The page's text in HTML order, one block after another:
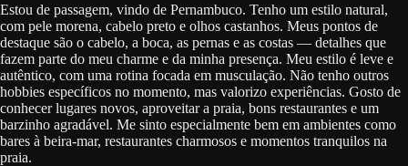
Estou de passagem, vindo de Pernambuco. Tenho um estilo natural,
com pele morena, cabelo preto e olhos castanhos. Meus pontos de
destaque são o cabelo, a boca, as pernas e as costas — detalhes que
fazem parte do meu charme e da minha presença. Meu estilo é leve e
autêntico, com uma rotina focada em musculação. Não tenho outros
hobbies específicos no momento, mas valorizo experiências. Gosto de
conhecer lugares novos, aproveitar a praia, bons restaurantes e um
barzinho agradável. Me sinto especialmente bem em ambientes como
bares à beira-mar, restaurantes charmosos e momentos tranquilos na
praia.